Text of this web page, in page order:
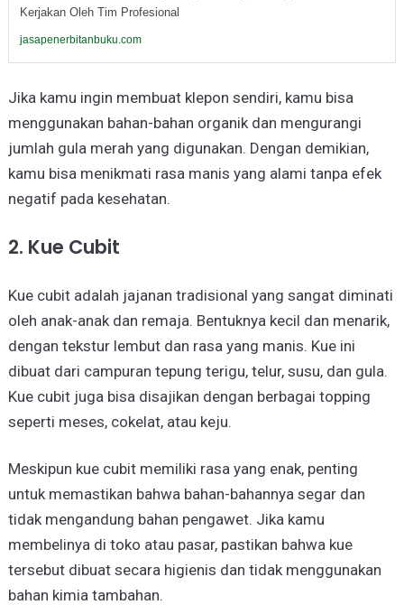
Kerjakan Oleh Tim Profesional
jasapenerbitanbuku.com
Jika kamu ingin membuat klepon sendiri, kamu bisa
menggunakan bahan-bahan organik dan mengurangi
jumlah gula merah yang digunakan. Dengan demikian,
kamu bisa menikmati rasa manis yang alami tanpa efek
negatif pada kesehatan.
2. Kue Cubit
Kue cubit adalah jajanan tradisional yang sangat diminati
oleh anak-anak dan remaja. Bentuknya kecil dan menarik,
dengan tekstur lembut dan rasa yang manis. Kue ini
dibuat dari campuran tepung terigu, telur, susu, dan gula.
Kue cubit juga bisa disajikan dengan berbagai topping
seperti meses, cokelat, atau keju.
Meskipun kue cubit memiliki rasa yang enak, penting
untuk memastikan bahwa bahan-bahannya segar dan
tidak mengandung bahan pengawet. Jika kamu
membelinya di toko atau pasar, pastikan bahwa kue
tersebut dibuat secara higienis dan tidak menggunakan
bahan kimia tambahan.